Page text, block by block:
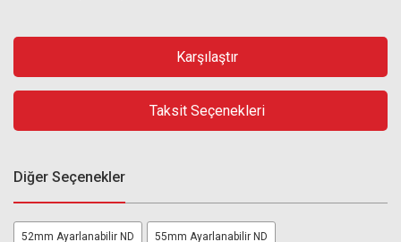
Karşılaştır
Taksit Seçenekleri
Diğer Seçenekler
52mm Ayarlanabilir ND 55mm Ayarlanabilir ND